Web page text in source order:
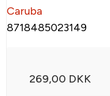
Caruba
8718485023149
269,00 DKK